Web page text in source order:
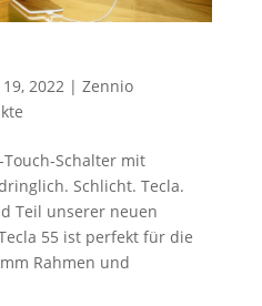
2022 | Zennio
Schalter mit
Schlicht. Tecla.
Teil unserer neuen
55 ist perfekt für die
Rahmen und